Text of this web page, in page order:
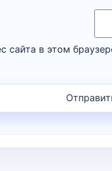
сайта в этом